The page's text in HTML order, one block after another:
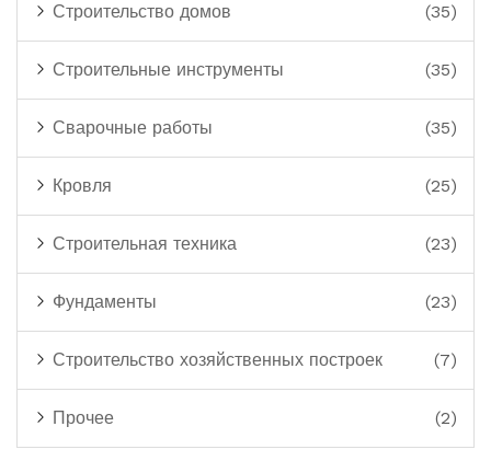
Строительство домов (35)
Строительные инструменты (35)
Сварочные работы (35)
Кровля (25)
Строительная техника (23)
Фундаменты (23)
Строительство хозяйственных построек (7)
Прочее (2)